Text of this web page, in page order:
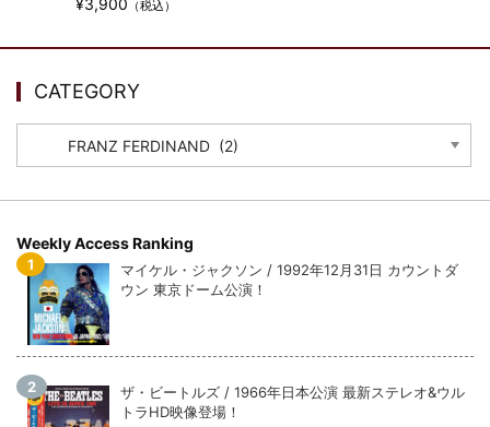
IEM+Aud！
収録！
リアム・ギャラガー / 2024年6月3日 カーディフ公演 IEM/AUD 完
*NEW RELEASE (最新約3ヶ月)
マネスキン / 2024年6月9日 ドイツ ROCK AM RING 公演 FHD 完
全収録！
*NEW RELEASE (最新約3ヶ月)
リアム・ギャラガー / 2024年6月1日 英国シェフィールド公演 完
全収録！
*NEW RELEASE (最新約3ヶ月)
2024.6.9
メガデス / 2023年8月4日 ドイツ W.O.A. 公演 FHD 完全収録！
（税込）
CATEGORY
Weekly Access Ranking
マイケル・ジャクソン / 1992年12月31日 カウントダ
ウン 東京ドーム公演！
ザ・ビートルズ / 1966年日本公演 最新ステレオ&ウル
トラHD映像登場！